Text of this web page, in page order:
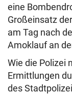
eine
Großeinsatz
am Tag nach
Amoklauf an
Wie die Polizei
Ermittlungen
des